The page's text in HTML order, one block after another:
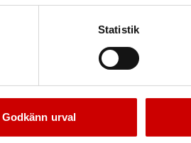
Statistik
Godkänn urval